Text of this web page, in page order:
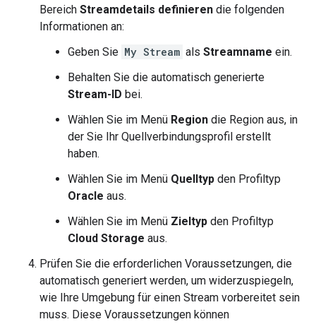
Bereich Streamdetails definieren die folgenden
Informationen an:
Geben Sie My Stream als Streamname ein.
Behalten Sie die automatisch generierte
Stream-ID bei.
Wählen Sie im Menü Region die Region aus, in
der Sie Ihr Quellverbindungsprofil erstellt
haben.
Wählen Sie im Menü Quelltyp den Profiltyp
Oracle aus.
Wählen Sie im Menü Zieltyp den Profiltyp
Cloud Storage aus.
Prüfen Sie die erforderlichen Voraussetzungen, die
automatisch generiert werden, um widerzuspiegeln,
wie Ihre Umgebung für einen Stream vorbereitet sein
muss. Diese Voraussetzungen können